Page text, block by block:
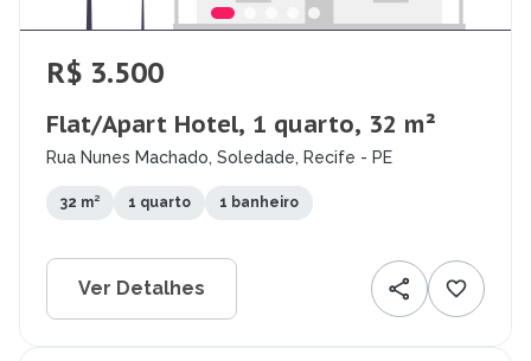
R$ 3.500
Flat/Apart Hotel, 1 quarto, 32 m²
Rua Nunes Machado, Soledade, Recife - PE
32 m² 1 quarto 1 banheiro
Ver Detalhes